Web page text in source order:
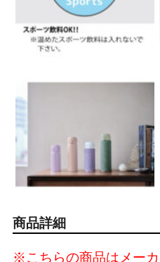
商品詳細
※こちらの商品はメー